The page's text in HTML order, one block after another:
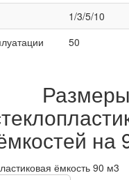
1/3/5/10
50
Размеры
на